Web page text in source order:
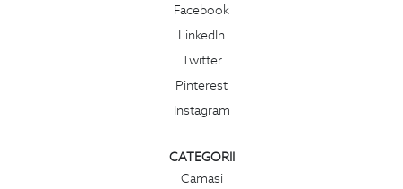
Facebook
LinkedIn
Twitter
Pinterest
Instagram
CATEGORII
Camasi